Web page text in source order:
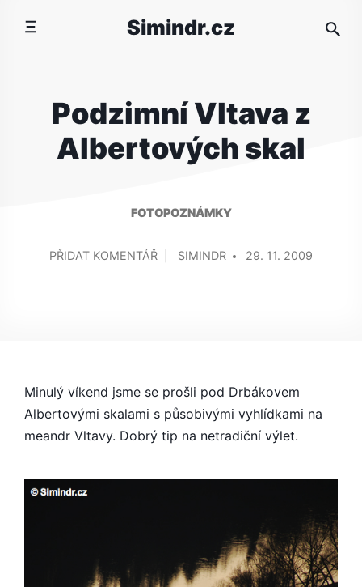
Simindr.cz
Podzimní Vltava z
Albertových skal
FOTOPOZNÁMKY
PŘIDAT KOMENTÁŘNA
SIMINDR
29. 11. 2009
Minulý víkend jsme se prošli pod Drbákovem
Albertovými skalami s působivými vyhlídkami na
meandr Vltavy. Dobrý tip na netradiční výlet.